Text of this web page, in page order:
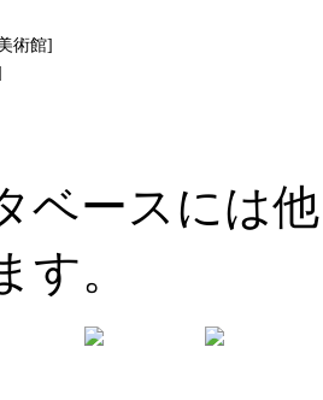
術館]
ベースには
す。